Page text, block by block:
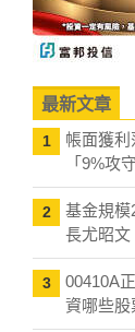
最新文章
1
帳面獲
「9%攻
2
基金規模
長尤昭文
3
00410A
資哪些股